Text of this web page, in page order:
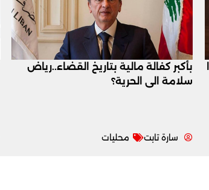
بأكبر كفالة مالية بتاريخ القضاء..رياض
سلامة الى الحرية؟
سارة تابت محليات